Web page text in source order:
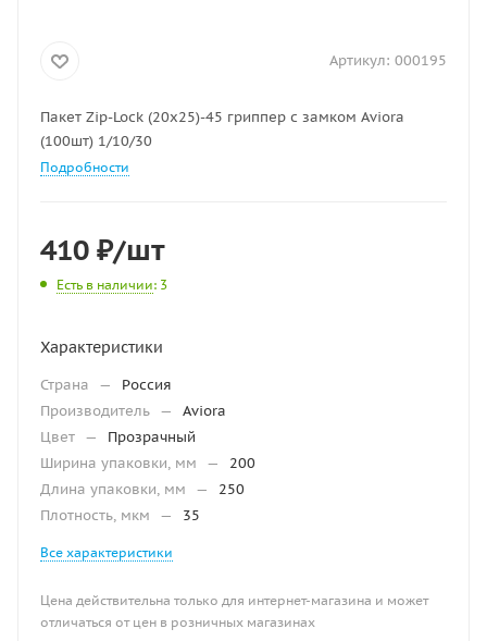
Артикул: 000195
Пакет Zip-Lock (20х25)-45 гриппер с замком Aviora
(100шт) 1/10/30
Подробности
410 ₽/шт
Есть в наличии: 3
Характеристики
Страна —
Россия
Производитель —
Aviora
Цвет —
Прозрачный
Ширина упаковки, мм
—
200
Длина упаковки, мм
—
250
Плотность, мкм
— 35
Все характеристики
Цена действительна только для интернет-магазина и может
отличаться от цен в розничных магазинах